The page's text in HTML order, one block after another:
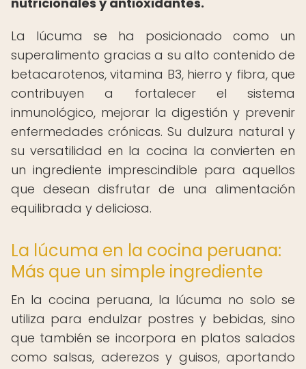
La lúcuma se ha posicionado como un
superalimento gracias a su alto contenido de
betacarotenos, vitamina B3, hierro y fibra, que
contribuyen a fortalecer el sistema
inmunológico, mejorar la digestión y prevenir
enfermedades crónicas. Su dulzura natural y
su versatilidad en la cocina la convierten en
un ingrediente imprescindible para aquellos
que desean disfrutar de una alimentación
equilibrada y deliciosa.
La lúcuma en la cocina peruana:
Más que un simple ingrediente
En la cocina peruana, la lúcuma no solo se
utiliza para endulzar postres y bebidas, sino
que también se incorpora en platos salados
como salsas, aderezos y guisos, aportando